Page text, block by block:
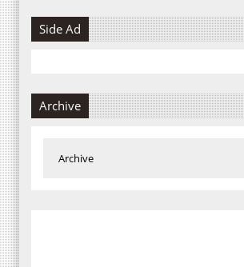
Side Ad
Archive